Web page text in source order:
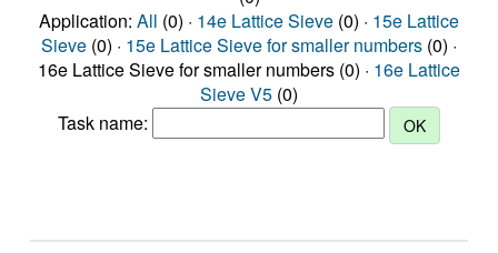
Application: All (0) · 14e Lattice Sieve (0) · 15e Lattice
Sieve (0) · 15e Lattice Sieve for smaller numbers (0) ·
16e Lattice Sieve for smaller numbers (0) · 16e Lattice
Sieve V5 (0)
Task name: